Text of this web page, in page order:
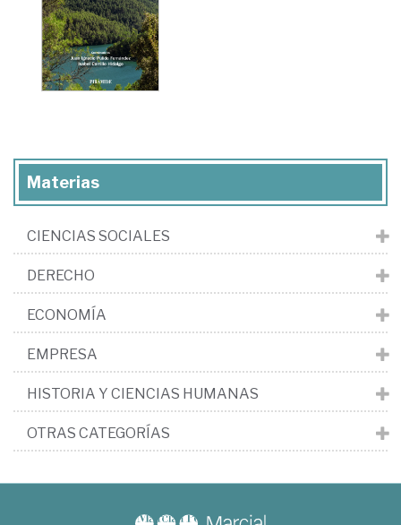
Materias
CIENCIAS SOCIALES
DERECHO
ECONOMÍA
EMPRESA
HISTORIA Y CIENCIAS HUMANAS
OTRAS CATEGORÍAS